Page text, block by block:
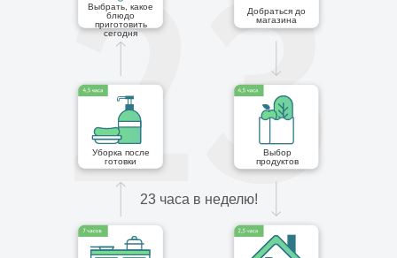
23 часа в неделю!
Выбрать, какое
блюдо
приготовить
сегодня
Добраться до
магазина
Выбор
продуктов
Уборка после
готовки